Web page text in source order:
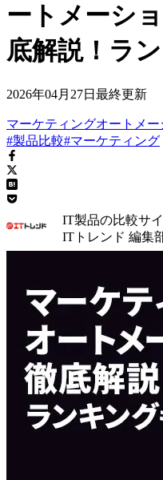
ートメーシ
底解説！ラ
2026年04月27日 最終更新
マーケティングオートメ
#製品比較#マーケティング
IT製品の比較サ
ITトレンド 編集